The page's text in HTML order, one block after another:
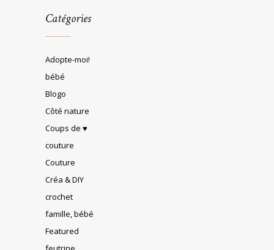
Catégories
Adopte-moi!
bébé
Blogo
Côté nature
Coups de ♥
couture
Couture
Créa & DIY
crochet
famille, bébé
Featured